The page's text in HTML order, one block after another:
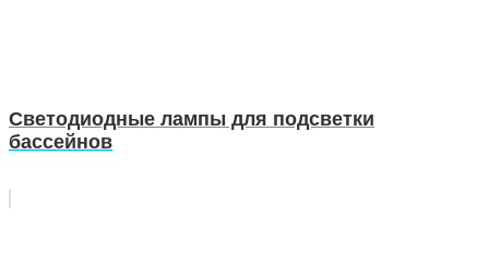
Светодиодные лампы для подсветки
бассейнов